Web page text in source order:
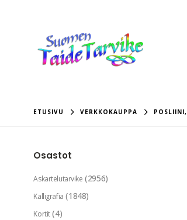
ETUSIVU VERKKOKAUPPA POSLIINI,
Osastot
Askartelutarvike (2956)
Kalligrafia (1848)
Kortit (4)